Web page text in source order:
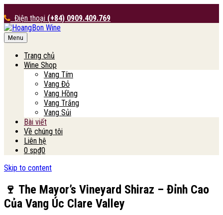
Điện thoại (+84) 0909.409.769
HoangBon Wine
Menu
Trang chủ
Wine Shop
Vang Tím
Vang Đỏ
Vang Hồng
Vang Trắng
Vang Sủi
Bài viết
Về chúng tôi
Liên hệ
0 sp₫0
Skip to content
🍷 The Mayor’s Vineyard Shiraz – Đỉnh Cao
Của Vang Úc Clare Valley